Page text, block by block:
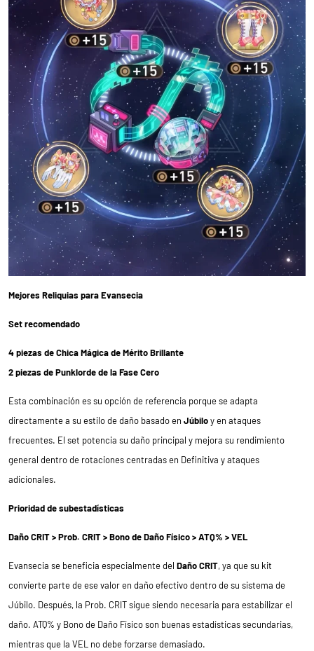
Mejores Reliquias para Evansecia
Set recomendado
4 piezas de Chica Mágica de Mérito Brillante
2 piezas de Punklorde de la Fase Cero
Esta combinación es su opción de referencia porque se adapta
directamente a su estilo de daño basado en Júbiloy en ataques
frecuentes. El set potencia su daño principal y mejora su rendimiento
general dentro de rotaciones centradas en Definitiva y ataques
adicionales.
Prioridad de subestadísticas
Daño CRIT > Prob. CRIT > Bono de Daño Físico > ATQ% > VEL
Evansecia se beneficia especialmente del Daño CRIT, ya que su kit
convierte parte de ese valor en daño efectivo dentro de su sistema de
Júbilo. Después, la Prob. CRIT sigue siendo necesaria para estabilizar el
daño. ATQ% y Bono de Daño Físico son buenas estadísticas secundarias,
mientras que la VEL no debe forzarse demasiado.